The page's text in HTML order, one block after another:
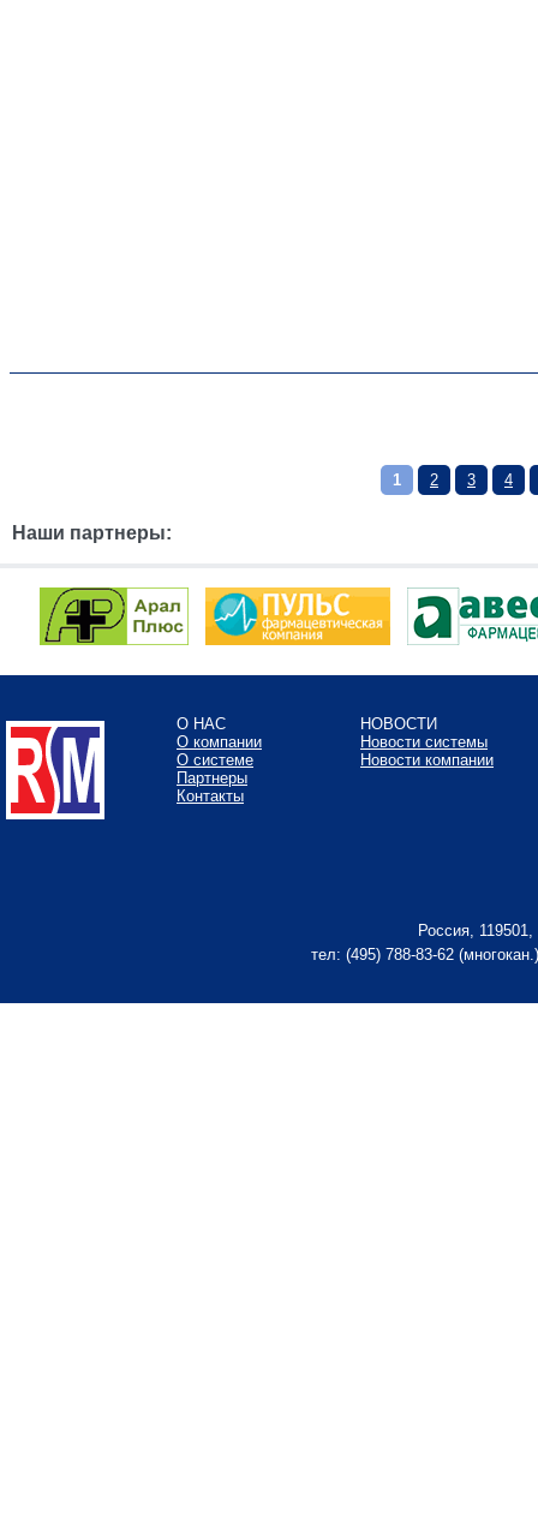
1 2 3 4
Наши партнеры:
О НАС
О компании
О системе
Партнеры
Контакты
НОВОСТИ
Новости системы
Новости компании
Россия,
тел: (495) 788-83-62